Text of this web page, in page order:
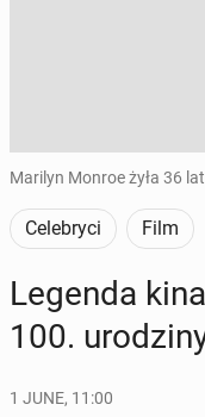
Marilyn Monroe żyła 36
Celebryci Film
Legenda
100.
1 JUNE, 11:00